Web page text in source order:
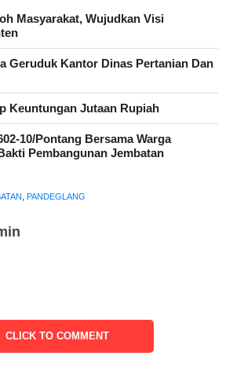
mengharapkan jembatan tersebut
agar tidak membahayakan masyarakat
kata dia, saat ini dengan kondisi hujan
berharap mendapatkan perbaikan,
tanda akan dilakukan perbaikan.
satu satunya akses jalan,” tuturnya.
akan dilakukan perbaikan.
Masyarakat, Wujudkan Visi
Geruduk Kantor Dinas Pertanian Dan
Keuntungan Jutaan Rupiah
10/Pontang Bersama Warga
Pembangunan Jembatan
PANDEGLANG
CLICK TO COMMENT